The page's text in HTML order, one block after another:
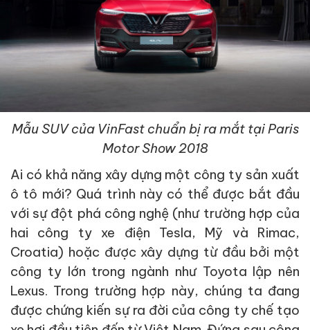
Mẫu SUV của VinFast chuẩn bị ra mắt tại Paris
Motor Show 2018
Ai có khả năng xây dựng một công ty sản xuất
ô tô mới? Quá trình này có thể được bắt đầu
với sự đột phá công nghệ (như trường hợp của
hai công ty xe điện Tesla, Mỹ và Rimac,
Croatia) hoặc được xây dựng từ đầu bởi một
công ty lớn trong ngành như Toyota lập nên
Lexus. Trong trường hợp này, chúng ta đang
được chứng kiến sự ra đời của công ty chế tạo